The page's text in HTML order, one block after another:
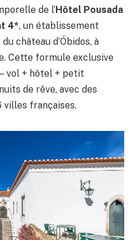
de l’Hôtel Pousada
4*, un établissement
château d’Óbidos, à
Cette formule exclusive
vol + hôtel + petit
de rêve, avec des
villes françaises.